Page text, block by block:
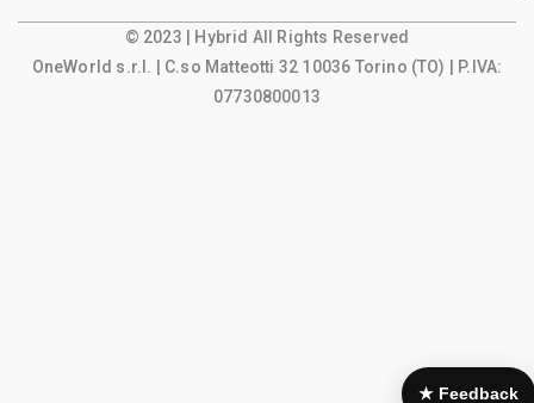
© 2023 | Hybrid All Rights Reserved
OneWorld s.r.l.
| C.so Matteotti 32 10036 Torino (TO) | P.IVA:
07730800013
★ Feedback